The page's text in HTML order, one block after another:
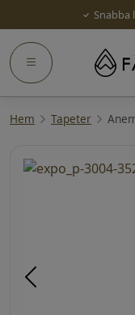
Snabba
Hem Tapeter
Föregående